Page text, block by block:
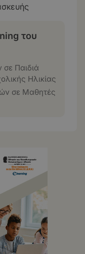
του
Παιδιά
Ηλικίας
σε Μαθητές